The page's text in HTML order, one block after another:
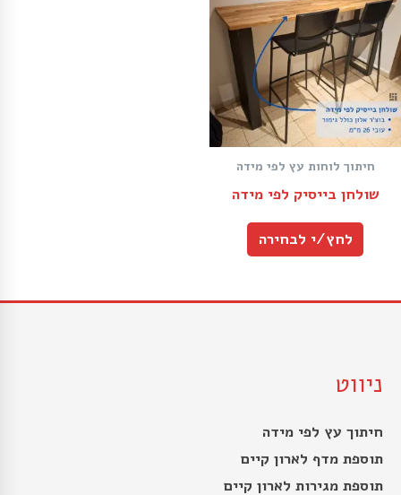
חיתוך לוחות עץ לפי מידה
שולחן בייסיק לפי מידה
לחץ/י לבחירה
ניווט
חיתוך עץ לפי מידה
תוספת מדף לארון קיים
תוספת מגירות לארון קיים